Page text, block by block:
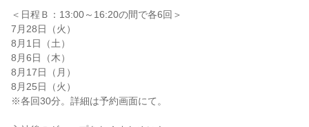
＜日程Ｂ：13:00～16:20の間で各6回＞
7月28日（火）
8月1日（土）
8月6日（木）
8月17日（月）
8月25日（火）
※各回30分。詳細は予約画面にて。